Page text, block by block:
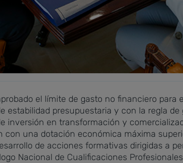
el límite de gasto no financiero para
estabilidad presupuestaria y con la regla de
inversión en transformación y
una dotación económica máxima
de acciones formativas dirigidas a
Nacional de Cualificaciones